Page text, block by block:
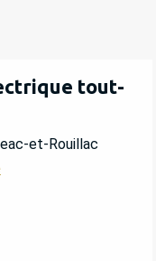
tout-
et-Rouillac